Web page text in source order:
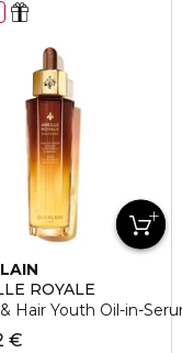
Di Luminosità
ROYALE
Hair Youth Oil-in-
€